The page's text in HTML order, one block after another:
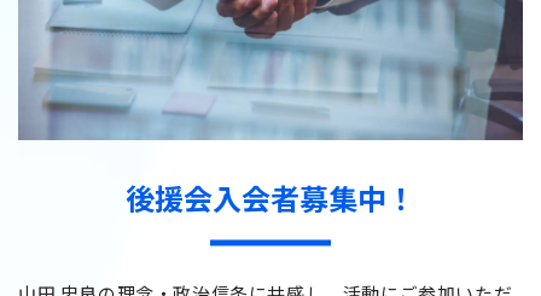
後援会入会者募集中！